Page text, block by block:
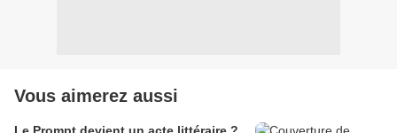
Vous aimerez aussi